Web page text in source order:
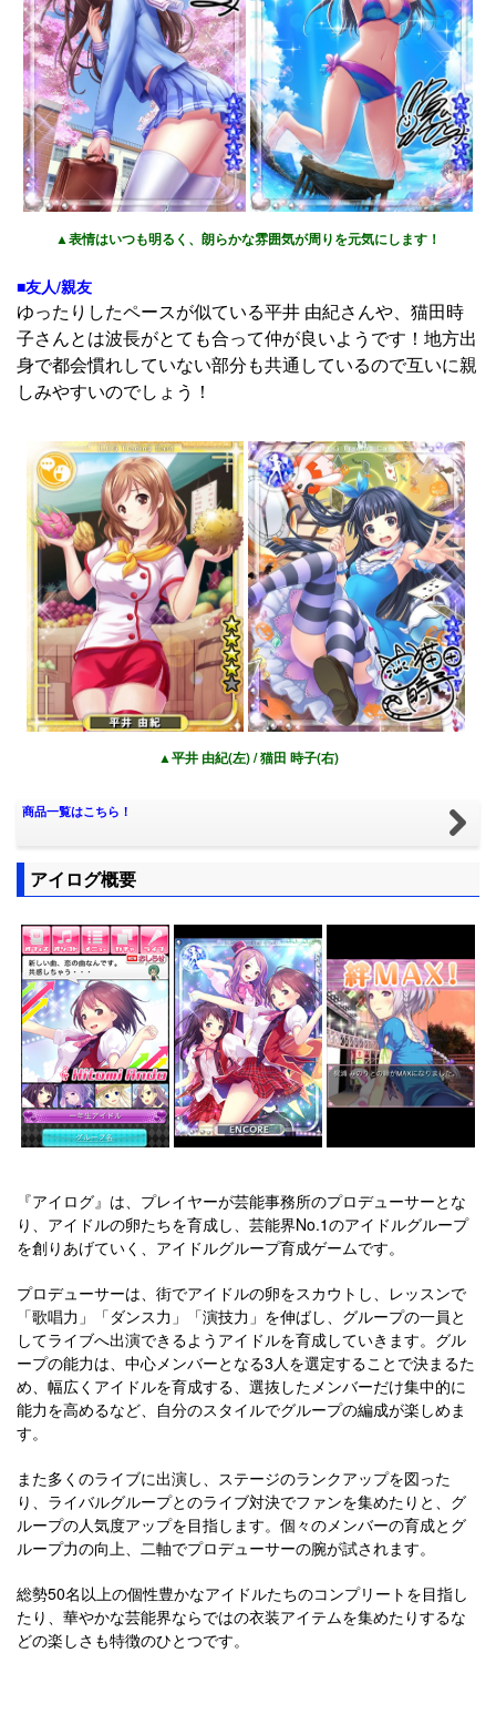
▲表情はいつも明るく、朗らかな雰囲気が周りを元気にします！
■友人/親友
ゆったりしたペースが似ている平井 由紀さんや、猫田時
子さんとは波長がとても合って仲が良いようです！地方出
身で都会慣れしていない部分も共通しているので互いに親
しみやすいのでしょう！
▲平井 由紀(左) / 猫田 時子(右)
商品一覧はこちら！
アイログ概要
『アイログ』は、プレイヤーが芸能事務所のプロデューサーとな
り、アイドルの卵たちを育成し、芸能界No.1のアイドルグループ
を創りあげていく、アイドルグループ育成ゲームです。
プロデューサーは、街でアイドルの卵をスカウトし、レッスンで
「歌唱力」「ダンス力」「演技力」を伸ばし、グループの一員と
してライブへ出演できるようアイドルを育成していきます。グル
ープの能力は、中心メンバーとなる3人を選定することで決まるた
め、幅広くアイドルを育成する、選抜したメンバーだけ集中的に
能力を高めるなど、自分のスタイルでグループの編成が楽しめま
す。
また多くのライブに出演し、ステージのランクアップを図った
り、ライバルグループとのライブ対決でファンを集めたりと、グ
ループの人気度アップを目指します。個々のメンバーの育成とグ
ループ力の向上、二軸でプロデューサーの腕が試されます。
総勢50名以上の個性豊かなアイドルたちのコンプリートを目指し
たり、華やかな芸能界ならではの衣装アイテムを集めたりするな
どの楽しさも特徴のひとつです。